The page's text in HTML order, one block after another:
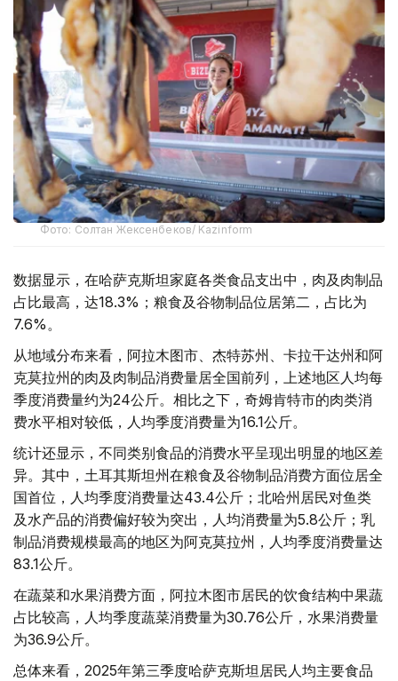
Фото: Солтан Жексенбеков/ Kazinform
数据显示，在哈萨克斯坦家庭各类食品支出中，肉及肉制品
占比最高，达18.3%；粮食及谷物制品位居第二，占比为
7.6%。
从地域分布来看，阿拉木图市、杰特苏州、卡拉干达州和阿
克莫拉州的肉及肉制品消费量居全国前列，上述地区人均每
季度消费量约为24公斤。相比之下，奇姆肯特市的肉类消
费水平相对较低，人均季度消费量为16.1公斤。
统计还显示，不同类别食品的消费水平呈现出明显的地区差
异。其中，土耳其斯坦州在粮食及谷物制品消费方面位居全
国首位，人均季度消费量达43.4公斤；北哈州居民对鱼类
及水产品的消费偏好较为突出，人均消费量为5.8公斤；乳
制品消费规模最高的地区为阿克莫拉州，人均季度消费量达
83.1公斤。
在蔬菜和水果消费方面，阿拉木图市居民的饮食结构中果蔬
占比较高，人均季度蔬菜消费量为30.76公斤，水果消费量
为36.9公斤。
总体来看，2025年第三季度哈萨克斯坦居民人均主要食品